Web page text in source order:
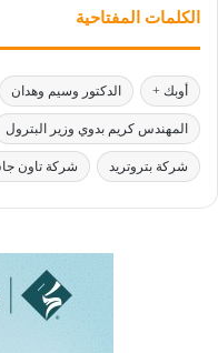
الكلمات المفتاحية
أوبك + الدكتور وسيم وهدان
المهندس كريم بدوي وزير البترول
شركة بتروتريد شركة تاون